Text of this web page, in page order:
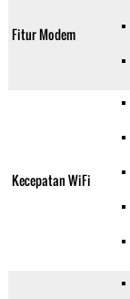
Fitur Modem
Kecepatan WiFi